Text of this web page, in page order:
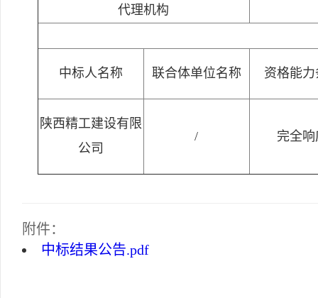
代理机构
中标人名称 联合体单位名称 资格能力
陕西精工建设有限
公司
/ 完全响
附件：
中标结果公告.pdf